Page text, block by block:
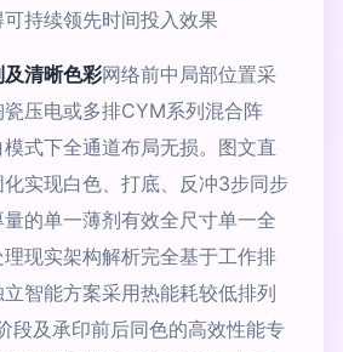
持续领先时间投入效果
清晰色彩网络前中局部位置采
压电或多排CYM系列混合阵
式下全通道布局无损。图文直
实现白色、打底、反冲3步同步
的单一薄剂有效全尺寸单一全
现实架构解析完全基于工作排
智能方案采用热能耗较低排列
段及承印前后同色的高效性能专